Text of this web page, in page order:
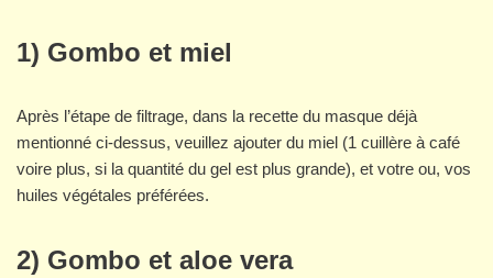
1) Gombo et miel
Après l’étape de filtrage, dans la recette du masque déjà
mentionné ci-dessus, veuillez ajouter du miel (1 cuillère à café
voire plus, si la quantité du gel est plus grande), et votre ou, vos
huiles végétales préférées.
2) Gombo et aloe vera